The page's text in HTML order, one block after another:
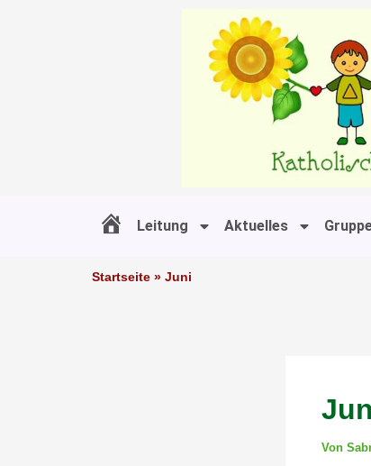
#11 (kein Titel)
Leitung Aktuelles
Startseite » Juni
Von